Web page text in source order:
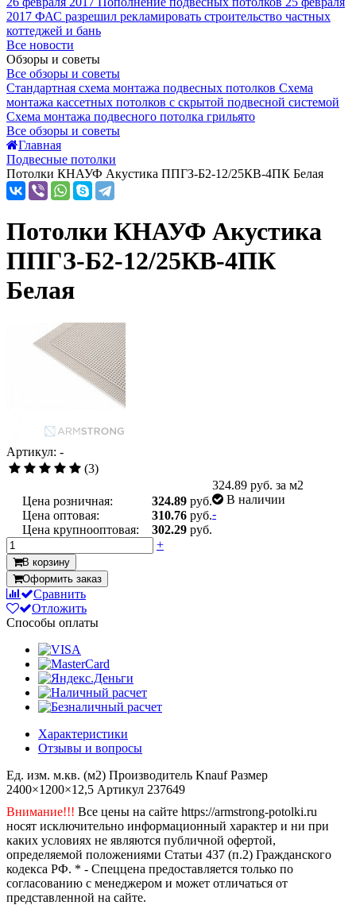
2017 ФАС разрешил рекламировать строительство частных
коттеджей и бань
Все новости
Обзоры и советы
Все обзоры и советы
Стандартная схема монтажа подвесных потолков Схема
монтажа кассетных потолков с скрытой подвесной системой
Схема монтажа подвесного потолка грильято
Все обзоры и советы
Главная
Подвесные потолки
Потолки КНАУФ Акустика ППГЗ-Б2-12/25КВ-4ПК Белая
Потолки КНАУФ Акустика
ППГЗ-Б2-12/25КВ-4ПК
Белая
Артикул: -
(3)
Цена розничная: 324.89 руб.
Цена оптовая:
310.76 руб.
Цена крупнооптовая:
302.29 руб.
324.89 руб. за м2
В наличии
-
+
В корзину
Оформить заказ
Сравнить
Отложить
Способы оплаты
Характеристики
Отзывы и вопросы
Ед. изм. м.кв. (м2) Производитель Knauf Размер
2400×1200×12,5 Артикул 237649
Внимание!!! Все цены на сайте https://armstrong-potolki.ru
носят исключительно информационный характер и ни при
каких условиях не являются публичной офертой,
определяемой положениями Статьи 437 (п.2) Гражданского
кодекса РФ. * - Спеццена предоставляется только по
согласованию с менеджером и может отличаться от
представленной на сайте.